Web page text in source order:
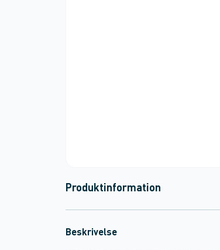
Produktinformation
Beskrivelse